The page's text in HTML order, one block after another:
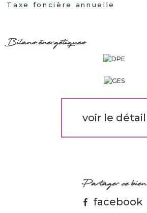
Taxe foncière annuelle
Bilans énergétiques
voir le détail
Partager ce bien
facebook